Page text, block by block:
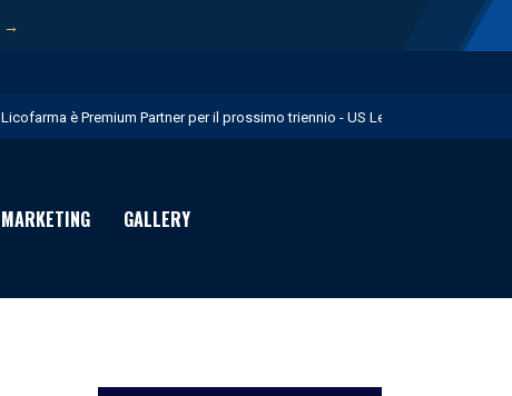
→
Licofarma è Premium Partner per il prossimo triennio - US Lecce
Cessione Früchtl - US Lecce
Puglia in Food è Premium Partner per il prossimo biennio - US Lecce
MARKETING GALLERY